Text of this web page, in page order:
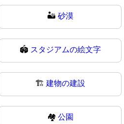
🏜 砂漠
🏟️ スタジアムの絵文字
🏗 建物の建設
🏘️ 公園